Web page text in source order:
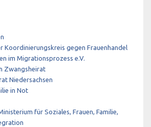
Koordinierungskreis gegen Frauenhandel
im Migrationsprozess e.V.
Zwangsheirat
Niedersachsen
in Not
für Soziales, Frauen, Familie,